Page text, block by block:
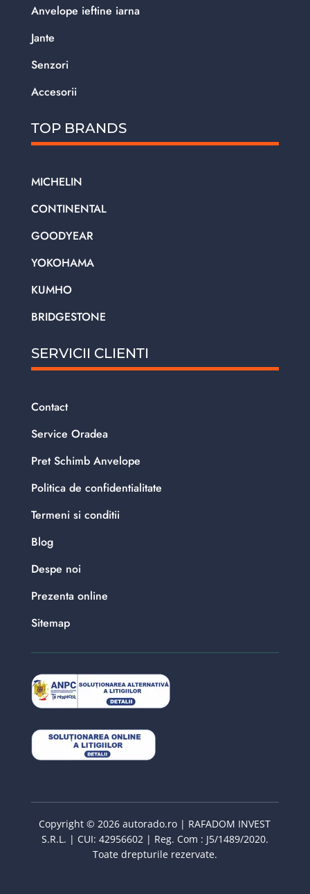
Anvelope ieftine iarna
Jante
Senzori
Accesorii
TOP BRANDS
MICHELIN
CONTINENTAL
GOODYEAR
YOKOHAMA
KUMHO
BRIDGESTONE
SERVICII CLIENTI
Contact
Service Oradea
Pret Schimb Anvelope
Politica de confidentialitate
Termeni si conditii
Blog
Despe noi
Prezenta online
Sitemap
Copyright © 2026 autorado.ro | RAFADOM INVEST
S.R.L. | CUI: 42956602 | Reg. Com : J5/1489/2020.
Toate drepturile rezervate.